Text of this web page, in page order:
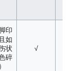
印
如
状
碎
√